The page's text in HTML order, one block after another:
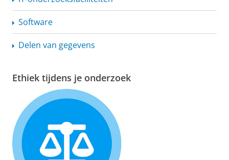
Software
Delen van gegevens
Ethiek tijdens je onderzoek